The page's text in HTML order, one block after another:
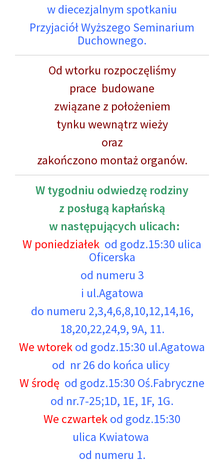
w diecezjalnym spotkaniu
Przyjaciół Wyższego Seminarium
Duchownego.
Od wtorku rozpoczęliśmy
prace budowane
związane z położeniem
tynku wewnątrz wieży
oraz
zakończono montaż organów.
W tygodniu odwiedzę rodziny
z posługą kapłańską
w następujących ulicach:
W poniedziałek od godz.15:30 ulica
Oficerska
od numeru 3
i ul.Agatowa
do numeru 2,3,4,6,8,10,12,14,16,
18,20,22,24,9, 9A, 11.
We wtorekod godz.15:30 ul.Agatowa
od nr 26 do końca ulicy
W środę od godz.15:30 Oś.Fabryczne
od nr.7-25;1D, 1E, 1F, 1G.
We czwartekod godz.15:30
ulica Kwiatowa
od numeru 1.